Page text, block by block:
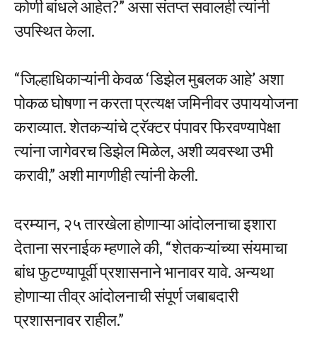
कोणी बांधले आहेत?” असा संतप्त सवालही त्यांनी
उपस्थित केला.
“जिल्हाधिकाऱ्यांनी केवळ ‘डिझेल मुबलक आहे’ अशा
पोकळ घोषणा न करता प्रत्यक्ष जमिनीवर उपाययोजना
कराव्यात. शेतकऱ्यांचे ट्रॅक्टर पंपावर फिरवण्यापेक्षा
त्यांना जागेवरच डिझेल मिळेल, अशी व्यवस्था उभी
करावी,” अशी मागणीही त्यांनी केली.
दरम्यान, २५ तारखेला होणाऱ्या आंदोलनाचा इशारा
देताना सरनाईक म्हणाले की, “शेतकऱ्यांच्या संयमाचा
बांध फुटण्यापूर्वी प्रशासनाने भानावर यावे. अन्यथा
होणाऱ्या तीव्र आंदोलनाची संपूर्ण जबाबदारी
प्रशासनावर राहील.”